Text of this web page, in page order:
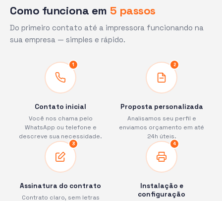
Como funciona em 5 passos
Do primeiro contato até a impressora funcionando na
sua empresa — simples e rápido.
1
Contato inicial
Você nos chama pelo
WhatsApp ou telefone e
descreve sua necessidade.
2
Proposta personalizada
Analisamos seu perfil e
enviamos orçamento em até
24h úteis.
3
Assinatura do contrato
Contrato claro, sem letras
4
Instalação e
configuração